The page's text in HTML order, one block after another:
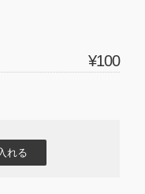
¥100